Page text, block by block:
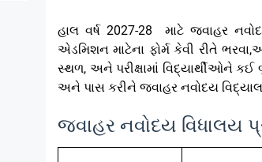
હાલ વર્ષ 2027-28 માટે જવાહર
એડમિશન માટેના ફોર્મ કેવી રીતે
સ્થળ, અને પરીક્ષામાં
અને પાસ કરીને જવાહર નવોદય
જવાહર નવોદય વિધાલય